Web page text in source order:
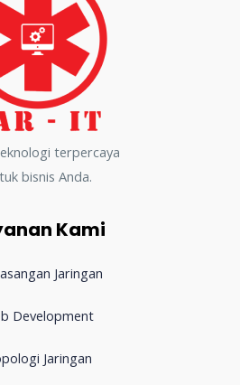
terpercaya
bisnis Anda.
Kami
Jaringan
Development
Jaringan